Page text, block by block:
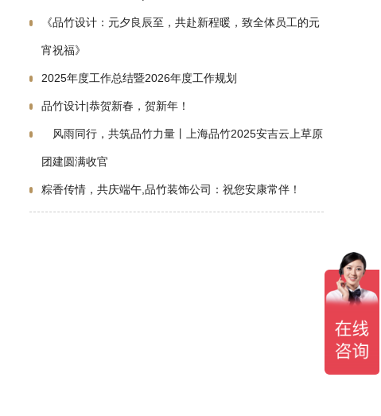
《品竹设计：元夕良辰至，共赴新程暖，致全体员工的元
宵祝福》
2025年度工作总结暨2026年度工作规划
品竹设计|恭贺新春，贺新年！
风雨同行，共筑品竹力量丨上海品竹2025安吉云上草原
团建圆满收官​
粽香传情，共庆端午,品竹装饰公司：祝您安康常伴！